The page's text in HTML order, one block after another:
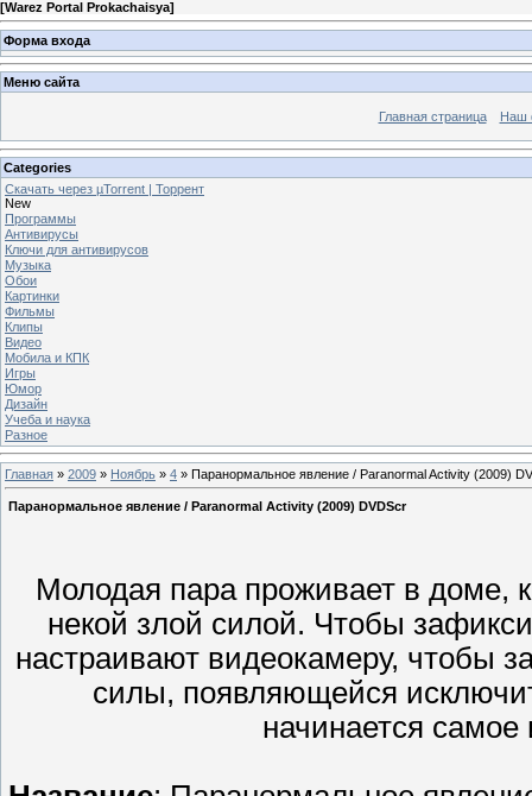
[Warez Portal Prokachaisya]
Форма входа
Меню сайта
Главная страница Наш
Categories
Скачать через µTorrent | Торрент
New
Программы
Антивирусы
Ключи для антивирусов
Музыка
Обои
Картинки
Фильмы
Клипы
Видео
Мобила и КПК
Игры
Юмор
Дизайн
Учеба и наука
Разное
Главная » 2009 » Ноябрь » 4 » Паранормальное явление / Paranormal Activity (2009)
Паранормальное явление / Paranormal Activity (2009) DVDScr
Молодая пара проживает в доме,
некой злой силой. Чтобы
настраивают видеокамеру, чтобы
силы, появляющейся
начинается